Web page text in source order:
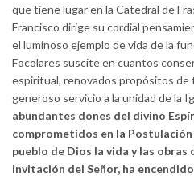
que tiene lugar en la Catedral de
Francisco dirige su cordial
el luminoso ejemplo de vida de la
Focolares suscite en cuantos
espiritual, renovados propósitos de
generoso servicio a la unidad de la
abundantes dones del divino
comprometidos en la
pueblo de Dios la vida y las obras
invitación del Señor, ha